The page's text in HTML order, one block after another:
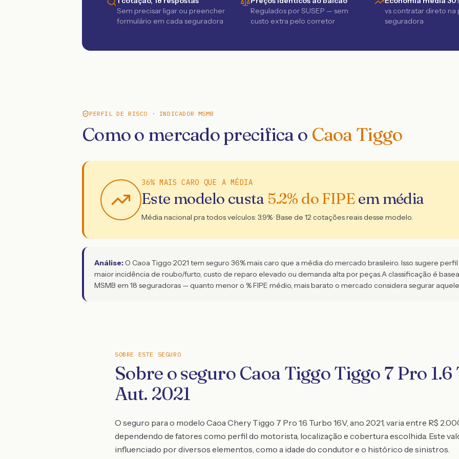
Sem precisar ligar ou preencher
formulário em cada seguradora
Regulados por SUSEP — sem
custo extra pelo corretor
vs contratar direto na
seguradora
PERFIL DE RISCO · INDICADOR MSMB
Como o mercado precifica o Caoa Tiggo
36% MAIS CARO QUE A MÉDIA
Este modelo custa 5.2% do FIPEem média
Média nacional pra todos veículos: 3.9% · Base de 12cotações reais desse modelo.
Análise: O Caoa Tiggo 2021 tem seguro 36% mais caro que a média do mercado brasileiro. Isso sugere
maior incidência de roubo/furto, custo de reparo elevado ou demanda alta por peças.A classificação é
MSMB em 18 seguradoras — quanto menor o % FIPE médio, mais barato o mercado considera segurar
SOBRE ESTE SEGURO
Sobre o seguro Caoa Tiggo Tiggo 7 Pro
Aut. 2021
O seguro para o modelo Caoa Chery Tiggo 7 Pro 1.6 Turbo 16V, ano 2021, varia entre R$
dependendo de fatores como perfil do motorista, localização e cobertura escolhida. Este
influenciado por diversos elementos, como a idade do condutor e o histórico de sinistros.